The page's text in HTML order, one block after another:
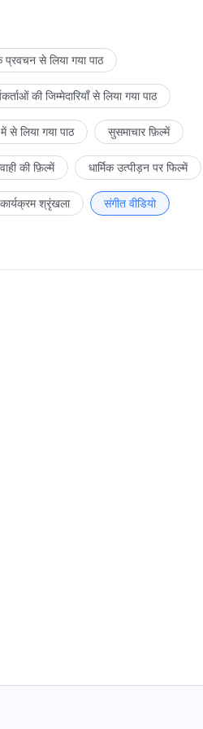
प्रेम करना ही वास्तव में परमेश्वर पर विश्वास
से लिया गया पाठ
की जिम्मेदारियाँ से लिया गया पाठ
लिया गया पाठ सुसमाचार फ़िल्में
की फ़िल्में धार्मिक उत्पीड़न पर फिल्में
श्रृंखला संगीत वीडियो